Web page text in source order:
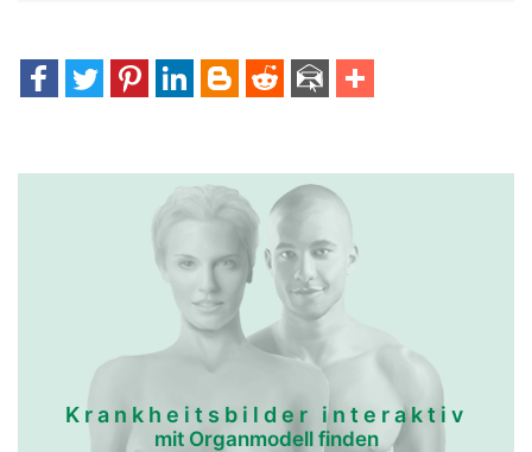
Krankheitsbilder interaktiv
mit Organmodell finden